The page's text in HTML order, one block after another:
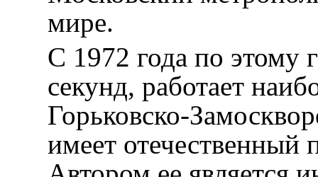
мире.
С 1972 года по этому
секунд, работает
Горьковско-
имеет отечественный